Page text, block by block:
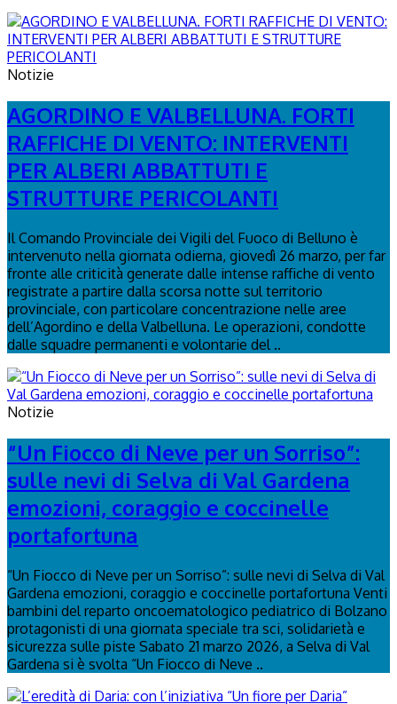
Notizie
AGORDINO E VALBELLUNA. FORTI
RAFFICHE DI VENTO: INTERVENTI
PER ALBERI ABBATTUTI E
STRUTTURE PERICOLANTI
Il Comando Provinciale dei Vigili del Fuoco di Belluno è
intervenuto nella giornata odierna, giovedì 26 marzo, per far
fronte alle criticità generate dalle intense raffiche di vento
registrate a partire dalla scorsa notte sul territorio
provinciale, con particolare concentrazione nelle aree
dell’Agordino e della Valbelluna. Le operazioni, condotte
dalle squadre permanenti e volontarie del ..
Notizie
“Un Fiocco di Neve per un Sorriso”:
sulle nevi di Selva di Val Gardena
emozioni, coraggio e coccinelle
portafortuna
“Un Fiocco di Neve per un Sorriso”: sulle nevi di Selva di Val
Gardena emozioni, coraggio e coccinelle portafortuna Venti
bambini del reparto oncoematologico pediatrico di Bolzano
protagonisti di una giornata speciale tra sci, solidarietà e
sicurezza sulle piste Sabato 21 marzo 2026, a Selva di Val
Gardena si è svolta “Un Fiocco di Neve ..